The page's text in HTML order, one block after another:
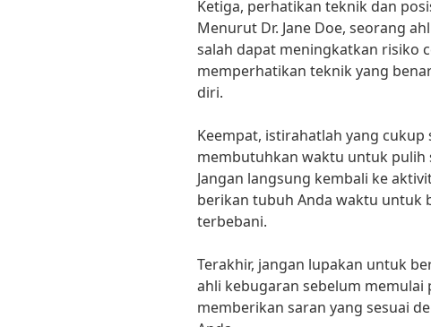
Ketiga, perhatikan teknik dan
Menurut Dr. Jane Doe, seorang
salah dapat meningkatkan risiko
memperhatikan teknik yang
diri.
Keempat, istirahatlah yang
membutuhkan waktu untuk pulih
Jangan langsung kembali ke
berikan tubuh Anda waktu untuk
terbebani.
Terakhir, jangan lupakan untuk
ahli kebugaran sebelum
memberikan saran yang sesuai